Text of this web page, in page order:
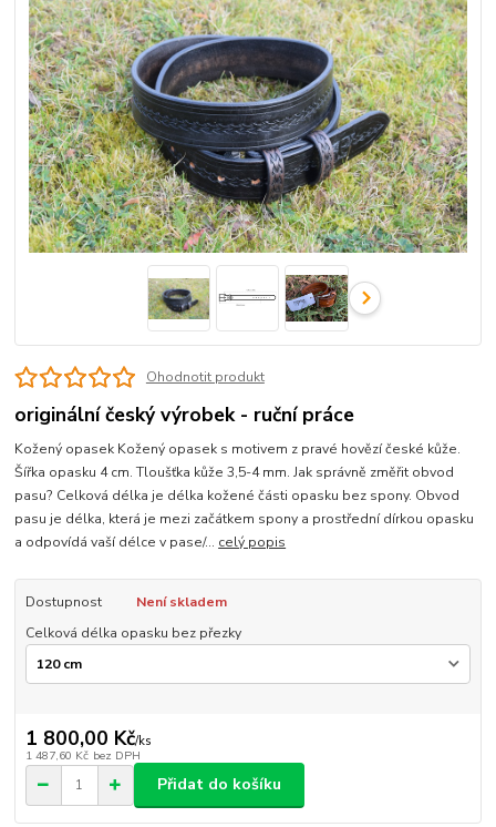
Ohodnotit produkt
originální český výrobek - ruční práce
Kožený opasek Kožený opasek s motivem z pravé hovězí české kůže.
Šířka opasku 4 cm. Tloušťka kůže 3,5-4 mm. Jak správně změřit obvod
pasu? Celková délka je délka kožené části opasku bez spony. Obvod
pasu je délka, která je mezi začátkem spony a prostřední dírkou opasku
a odpovídá vaší délce v pase/... celý popis
Dostupnost
Není skladem
Celková délka opasku bez přezky
1 800,00 Kč/ks
1 487,60 Kč bez DPH
Přidat do košíku